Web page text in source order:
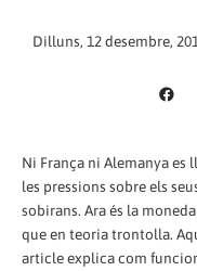
Dilluns, 12 desembre,
Ni França ni Alemanya es
les pressions sobre els
sobirans. Ara és la
que en teoria trontolla.
article explica com